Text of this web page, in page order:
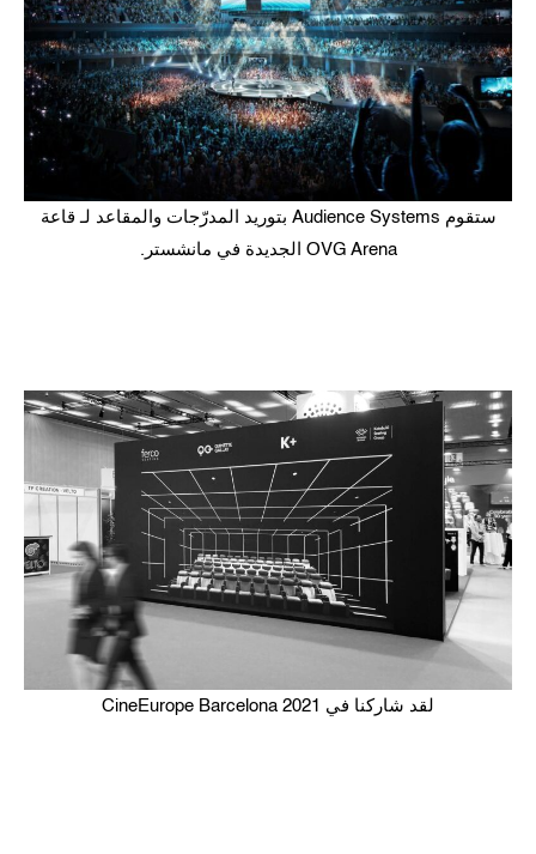
ستقوم Audience Systems بتوريد المدرّجات والمقاعد لـ قاعة
OVG Arena الجديدة في مانشستر.
لقد شاركنا في CineEurope Barcelona 2021